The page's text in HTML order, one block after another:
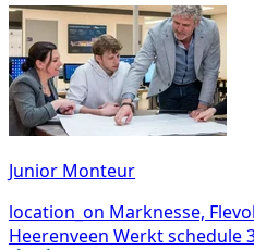
Junior Monteur
location_on Marknesse,
Heerenveen Werktschedule